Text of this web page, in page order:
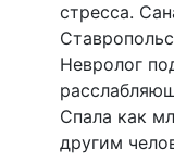
стресса.
Невролог
Спала как
другим